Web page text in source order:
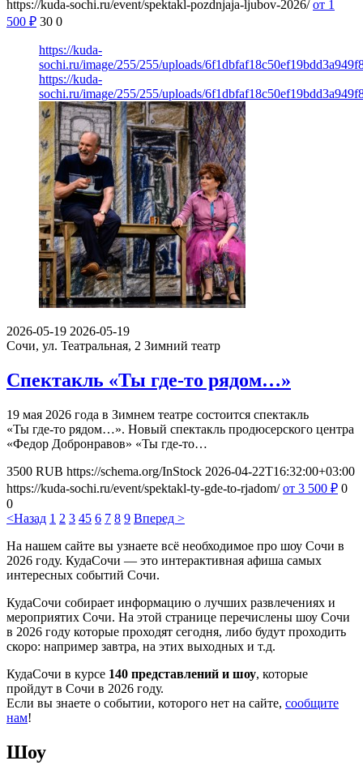
https://kuda-sochi.ru/event/spektakl-pozdnjaja-ljubov-2026/ от 1
500 ₽ 30 0
https://kuda-
sochi.ru/image/255/255/uploads/
https://kuda-
sochi.ru/image/255/255/uploads/
2026-05-19 2026-05-19
Сочи, ул. Театральная, 2 Зимний театр
Спектакль «Ты где-то рядом…»
19 мая 2026 года в Зимнем театре состоится спектакль
«Ты где-то рядом…». Новый спектакль продюсерского центра
«Федор Добронравов» «Ты где-то…
3500 RUB https://schema.org/InStock 2026-04-22T16:32:00+03:00
https://kuda-sochi.ru/event/spektakl-ty-gde-to-rjadom/ от 3 500 ₽ 0
0
<Назад 1 2 3 45 6 7 8 9 Вперед >
На нашем сайте вы узнаете всё необходимое про шоу Сочи в
2026 году. КудаСочи — это интерактивная афиша самых
интересных событий Сочи.
КудаСочи собирает информацию о лучших развлечениях и
мероприятих Сочи. На этой странице перечислены шоу Сочи
в 2026 году которые проходят сегодня, либо будут проходить
скоро: например завтра, на этих выходных и т.д.
КудаСочи в курсе 140 представлений и шоу, которые
пройдут в Сочи в 2026 году.
Если вы знаете о событии, которого нет на сайте, сообщите
нам!
Шоу